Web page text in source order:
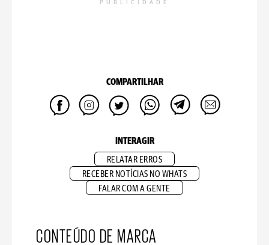
PUBLICIDADE
COMPARTILHAR
INTERAGIR
RELATAR ERROS
RECEBER NOTÍCIAS NO WHATS
FALAR COM A GENTE
CONTEÚDO DE MARCA